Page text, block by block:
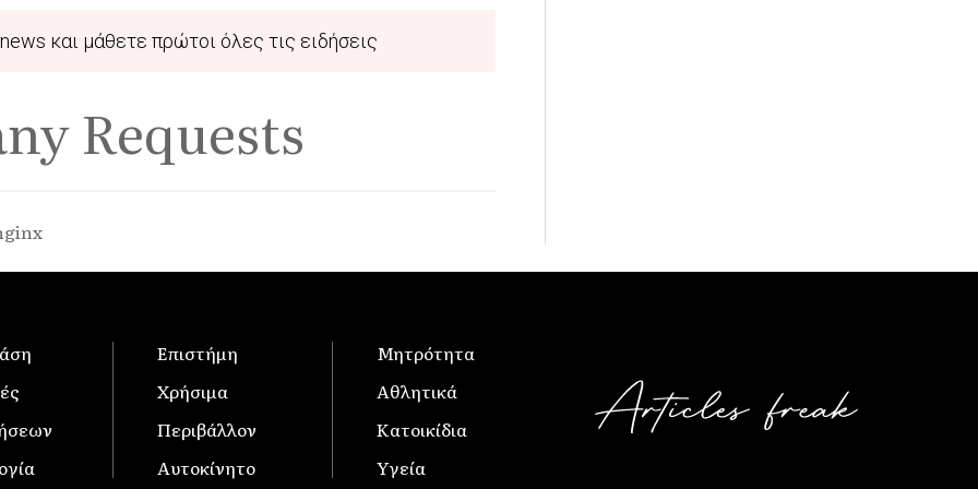
και μάθετε πρώτοι όλες τις ειδήσεις
Requests
Επιστήμη
Χρήσιμα
Περιβάλλον
Αυτοκίνητο
Μητρότητα
Αθλητικά
Κατοικίδια
Υγεία